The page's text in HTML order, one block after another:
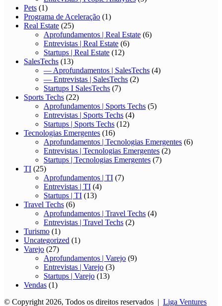
Pets (1)
Programa de Aceleração (1)
Real Estate (25)
Aprofundamentos | Real Estate (6)
Entrevistas | Real Estate (6)
Startups | Real Estate (12)
SalesTechs (13)
— Aprofundamentos | SalesTechs (4)
— Entrevistas | SalesTechs (2)
Startups I SalesTechs (7)
Sports Techs (22)
Aprofundamentos | Sports Techs (5)
Entrevistas | Sports Techs (4)
Startups | Sports Techs (12)
Tecnologias Emergentes (16)
Aprofundamentos | Tecnologias Emergentes (6)
Entrevistas | Tecnologias Emergentes (2)
Startups | Tecnologias Emergentes (7)
TI (25)
Aprofundamentos | TI (7)
Entrevistas | TI (4)
Startups | TI (13)
Travel Techs (6)
Aprofundamentos | Travel Techs (4)
Entrevistas | Travel Techs (2)
Turismo (1)
Uncategorized (1)
Varejo (27)
Aprofundamentos | Varejo (9)
Entrevistas | Varejo (3)
Startups | Varejo (13)
Vendas (1)
© Copyright 2026, Todos os direitos reservados | Liga Ventures